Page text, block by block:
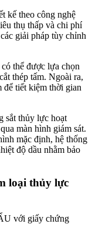
kế theo công nghệ
thụ thấp và chi phí
giải pháp tùy chỉnh
thể được lựa chọn
thép tấm. Ngoài ra,
để tiết kiệm thời gian
sắt thủy lực hoạt
màn hình giám sát.
mặc định, hệ thống
độ dầu nhằm bảo
loại thủy lực
với giấy chứng